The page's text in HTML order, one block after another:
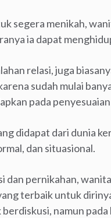
segera menikah,
ia dapat
relasi, juga
sudah mulai
pada
didapat dari dunia
dan situasional.
dan pernikahan,
terbaik untuk
namun